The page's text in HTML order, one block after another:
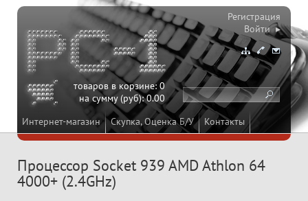
Интернет-магазин Скупка, Оценка Б/У Контакты
товаров в корзине:0
на сумму (руб):0.00
Регистрация
Войти ▸
Процессор Socket 939 AMD Athlon 64
4000+ (2.4GHz)